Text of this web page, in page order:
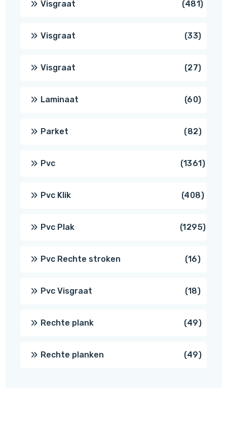
Visgraat 481481
Visgraat 3333
Visgraat 2727
Laminaat 6060
Parket 8282
Pvc 13611361
Pvc Klik 408408
Pvc Plak 12951295
Pvc Rechte stroken 1616
Pvc Visgraat 1818
Rechte plank 4949
Rechte planken 4949